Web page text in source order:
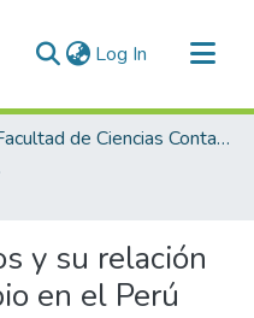
Log In (current)
Facultad de Ciencias Contables y Financieras
y su relación
en el Perú